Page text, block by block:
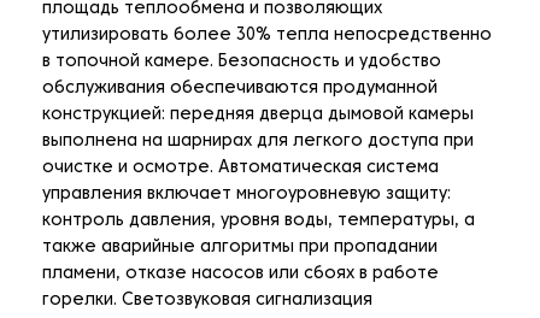
площадь теплообмена и позволяющих
утилизировать более 30% тепла непосредственно
в топочной камере. Безопасность и удобство
обслуживания обеспечиваются продуманной
конструкцией: передняя дверца дымовой камеры
выполнена на шарнирах для легкого доступа при
очистке и осмотре. Автоматическая система
управления включает многоуровневую защиту:
контроль давления, уровня воды, температуры, а
также аварийные алгоритмы при пропадании
пламени, отказе насосов или сбоях в работе
горелки. Светозвуковая сигнализация